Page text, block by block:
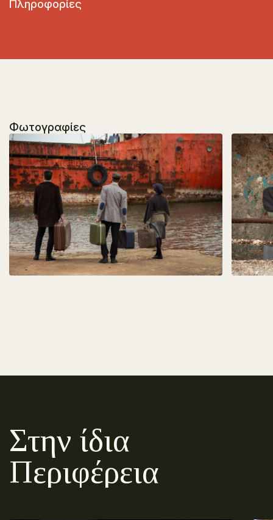
Πληροφορίες
Φωτογραφίες
Στην ίδια
Περιφέρεια